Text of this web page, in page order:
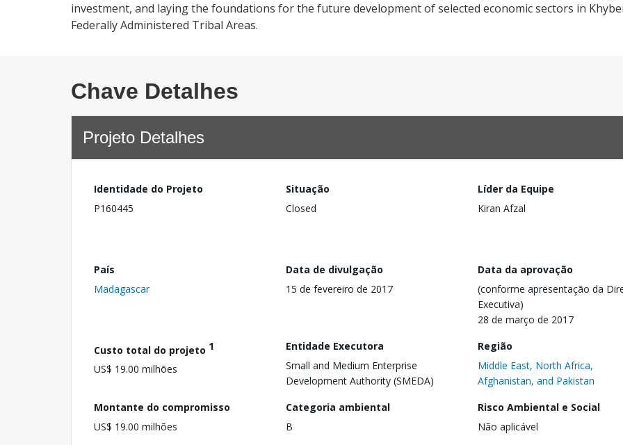
investment, and laying the foundations for the future development of selected economic sectors in
Federally Administered Tribal Areas.
Chave Detalhes
Projeto Detalhes
Identidade do Projeto
P160445
Situação
Closed
Líder da Equipe
Kiran Afzal
País
Madagascar
Data de divulgação
15 de fevereiro de 2017
Data da aprovação
(conforme apresentação da
Executiva)
28 de março de 2017
Custo total do projeto 1
US$ 19.00 milhões
Entidade Executora
Small and Medium Enterprise
Development Authority (SMEDA)
Região
Middle East, North Africa,
Afghanistan, and Pakistan
Montante do compromisso
US$ 19.00 milhões
Categoria ambiental
B
Risco Ambiental e Social
Não aplicável